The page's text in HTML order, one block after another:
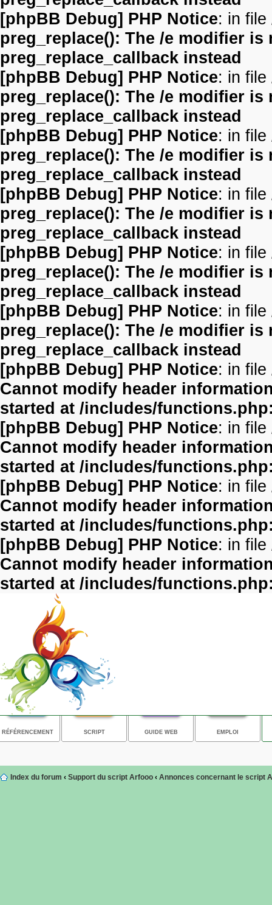
[phpBB Debug] PHP Notice: in file
preg_replace(): The /e modifier
preg_replace_callback instead
[phpBB Debug] PHP Notice: in file
preg_replace(): The /e modifier
preg_replace_callback instead
[phpBB Debug] PHP Notice: in file
preg_replace(): The /e modifier
preg_replace_callback instead
[phpBB Debug] PHP Notice: in file
preg_replace(): The /e modifier
preg_replace_callback instead
[phpBB Debug] PHP Notice: in file
preg_replace(): The /e modifier
preg_replace_callback instead
[phpBB Debug] PHP Notice: in file
preg_replace(): The /e modifier
preg_replace_callback instead
[phpBB Debug] PHP Notice: in file
Cannot modify header
started at /includes/
[phpBB Debug] PHP Notice: in file
Cannot modify header
started at /includes/
[phpBB Debug] PHP Notice: in file
Cannot modify header
started at /includes/
[phpBB Debug] PHP Notice: in file
Cannot modify header
started at /includes/
RÉFÉRENCEMENT SCRIPT GUIDE WEB EMPLOI
Index du forum ‹ Support du script Arfooo ‹ Annonces concernant le script